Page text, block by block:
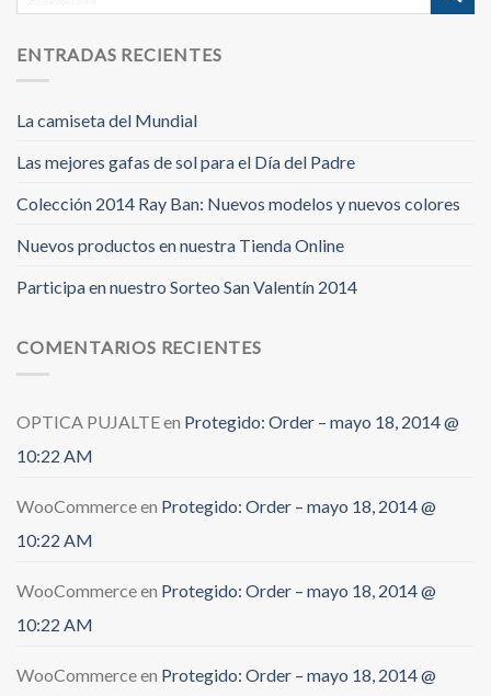
ENTRADAS RECIENTES
La camiseta del Mundial
Las mejores gafas de sol para el Día del Padre
Colección 2014 Ray Ban: Nuevos modelos y nuevos colores
Nuevos productos en nuestra Tienda Online
Participa en nuestro Sorteo San Valentín 2014
COMENTARIOS RECIENTES
OPTICA PUJALTEen Protegido: Order – mayo 18, 2014 @
10:22 AM
WooCommerceen Protegido: Order – mayo 18, 2014 @
10:22 AM
WooCommerceen Protegido: Order – mayo 18, 2014 @
10:22 AM
WooCommerceen Protegido: Order – mayo 18, 2014 @